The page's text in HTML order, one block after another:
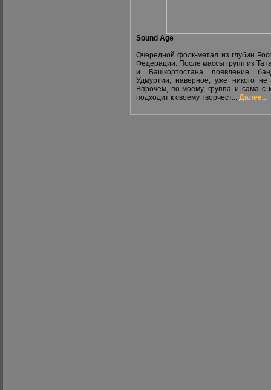
Sound Age
Очередной фолк-метал из глубин
Федерации. После массы групп из
и Башкортостана появление
Удмуртии, наверное, уже никого не
Впрочем, по-моему, группа и сама с
подходит к своему творчест... Далее...